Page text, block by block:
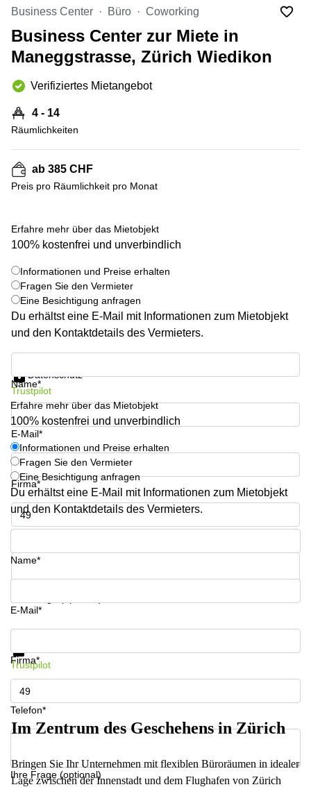
Lausanne
Coworking
Genf
Bern
Coworking
Winterthur
Büro
Zürich
Büro
Büro
Bern
Büro
mieten
Basel
mieten
Business
Center
Zürich
Business
Center
Zug
Business
Center
Bern
40 Zürich
Gotthardstrasse
26 Zug
28 Zug
Gubelstrasse
12 Zug
General-
Strasse
6/8 Zug
Grafenauweg
Teichgässlein
9 Basel
Aeschengraben
29 Basel
Zugerstrasse
Glärnischstrasse
13 Wil
Werftestrasse
4 Luzern
Business Center Büro Coworking
Business Center zur Miete in
Maneggstrasse, Zürich Wiedikon
Verifiziertes Mietangebot
4 - 14
Räumlichkeiten
ab 385 CHF
Preis pro Räumlichkeit pro Monat
Erfahre mehr über das Mietobjekt
100% kostenfrei und unverbindlich
Informationen und Preise erhalten
Fragen Sie den Vermieter
Eine Besichtigung anfragen
Du erhältst eine E-Mail mit Informationen zum Mietobjekt
und den Kontaktdetails des Vermieters.
Name*
E-Mail*
Firma*
Telefon*
Datenschutz
Trustpilot
Erfahre mehr über das Mietobjekt
100% kostenfrei und unverbindlich
Informationen und Preise erhalten
Fragen Sie den Vermieter
Eine Besichtigung anfragen
Du erhältst eine E-Mail mit Informationen zum Mietobjekt
und den Kontaktdetails des Vermieters.
Name*
E-Mail*
Firma*
Telefon*
Ihre Frage (optional)
Informationen und Preise erhalten
Trustpilot
Im Zentrum des Geschehens in Zürich
Bringen Sie Ihr Unternehmen mit flexiblen Büroräumen in idealer
Lage zwischen der Innenstadt und dem Flughafen von Zürich